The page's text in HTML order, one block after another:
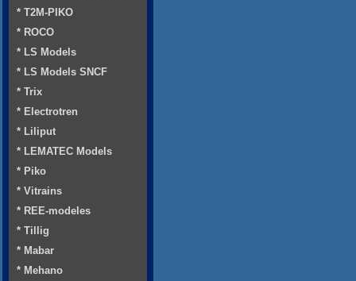
* T2M-PIKO
* ROCO
* LS Models
* LS Models SNCF
* Trix
* Electrotren
* Liliput
* LEMATEC Models
* Piko
* Vitrains
* REE-modeles
* Tillig
* Mabar
* Mehano